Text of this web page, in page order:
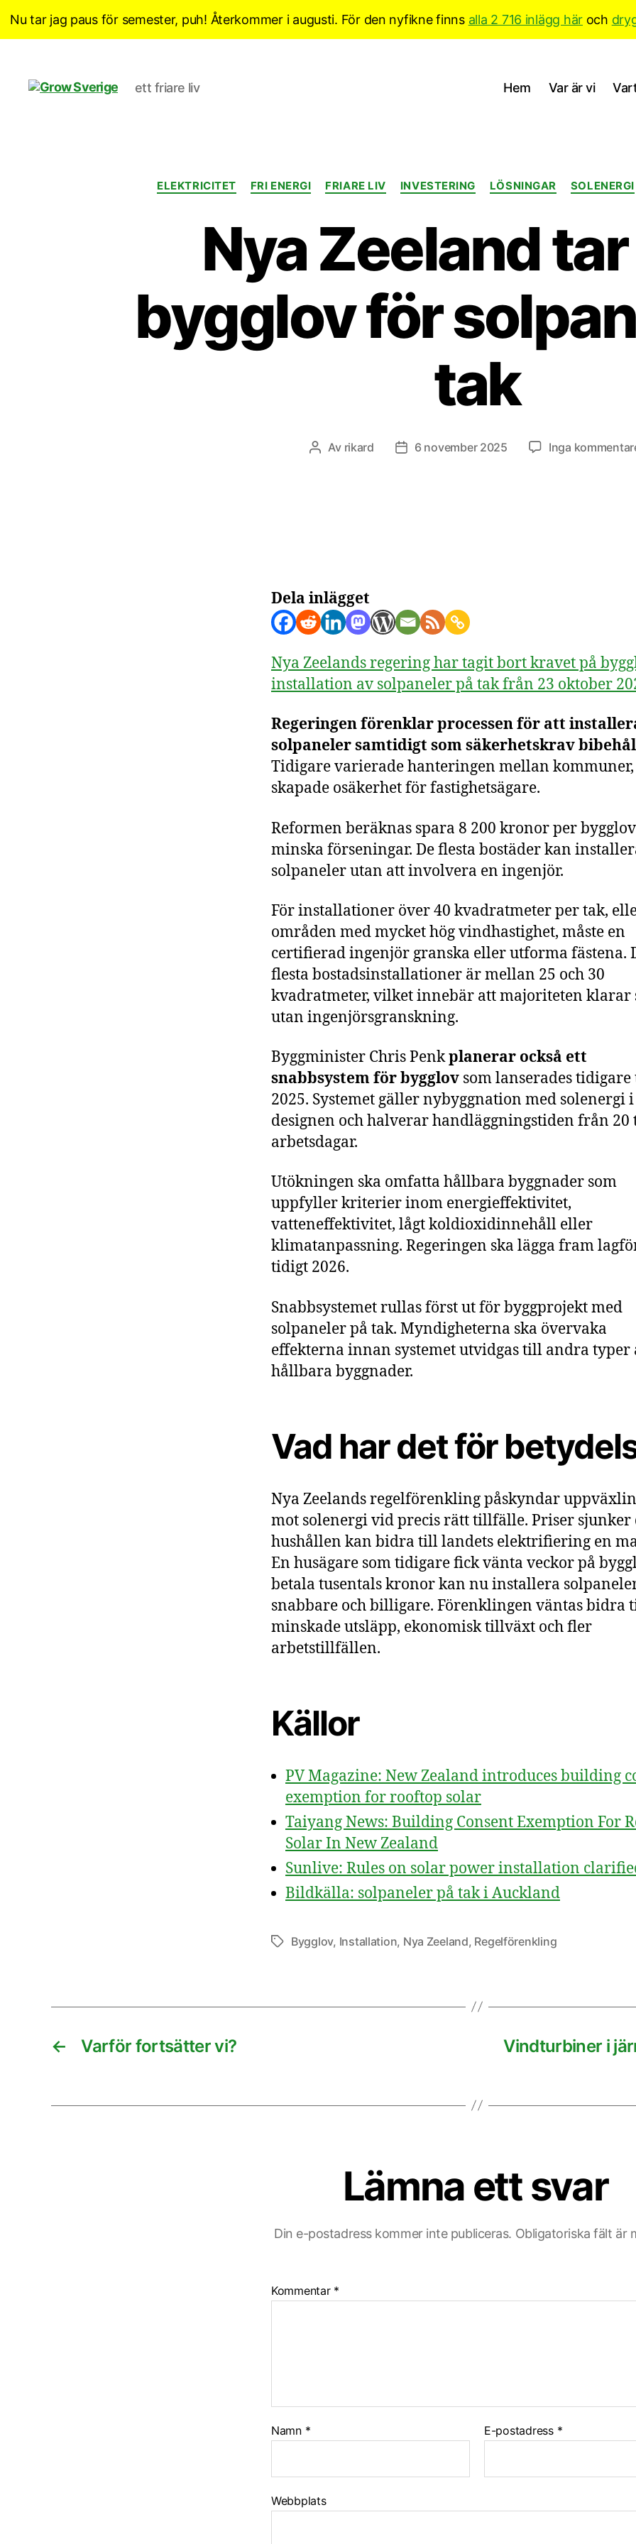
Nu tar jag paus för semester, puh! Återkommer i augusti. För den nyfikne finns alla 2 716 inlägg här och
ett friare liv Hem Var är vi
Kategorier
ELEKTRICITET FRI ENERGI FRIARE LIV INVESTERING LÖSNINGAR SOLENERGI
Nya Zeeland
bygglov för
tak
Inläggsförfattare
Av rikard Inläggsdatum
6 november 2025 Inga
Dela inlägget
Nya Zeelands regering har tagit bort kravet på
installation av solpaneler på tak från 23 oktober
Regeringen förenklar processen för att
solpaneler samtidigt som säkerhetskrav
Tidigare varierade hanteringen mellan
skapade osäkerhet för fastighetsägare.
Reformen beräknas spara 8 200 kronor per
minska förseningar. De flesta bostäder kan
solpaneler utan att involvera en ingenjör.
För installationer över 40 kvadratmeter per tak,
områden med mycket hög vindhastighet, måste en
certifierad ingenjör granska eller utforma fästena.
flesta bostadsinstallationer är mellan 25 och 30
kvadratmeter, vilket innebär att majoriteten klarar
utan ingenjörsgranskning.
Byggminister Chris Penkplanerar också ett
snabbsystem för bygglov som lanserades
2025. Systemet gäller nybyggnation med solenergi i
designen och halverar handläggningstiden från 20
arbetsdagar.
Utökningen ska omfatta hållbara byggnader som
uppfyller kriterier inom energieffektivitet,
vatteneffektivitet, lågt koldioxidinnehåll eller
klimatanpassning. Regeringen ska lägga fram
tidigt 2026.
Snabbsystemet rullas först ut för byggprojekt med
solpaneler på tak. Myndigheterna ska övervaka
effekterna innan systemet utvidgas till andra typer
hållbara byggnader.
Vad har det för
Nya Zeelands regelförenkling påskyndar
mot solenergi vid precis rätt tillfälle. Priser sjunker
hushållen kan bidra till landets elektrifiering en
En husägare som tidigare fick vänta veckor på
betala tusentals kronor kan nu installera
snabbare och billigare. Förenklingen väntas bidra
minskade utsläpp, ekonomisk tillväxt och fler
arbetstillfällen.
Källor
PV Magazine: New Zealand introduces building
exemption for rooftop solar
Taiyang News: Building Consent Exemption For
Solar In New Zealand
Sunlive: Rules on solar power installation
Bildkälla: solpaneler på tak i Auckland
Etiketter
Bygglov, Installation, Nya Zeeland, Regelförenkling
← Varför fortsätter vi?
Vindturbiner i
Lämna ett svar
Din e-postadress kommer inte publiceras. Obligatoriska fält är
Kommentar *
Namn * E-postadress *
Webbplats